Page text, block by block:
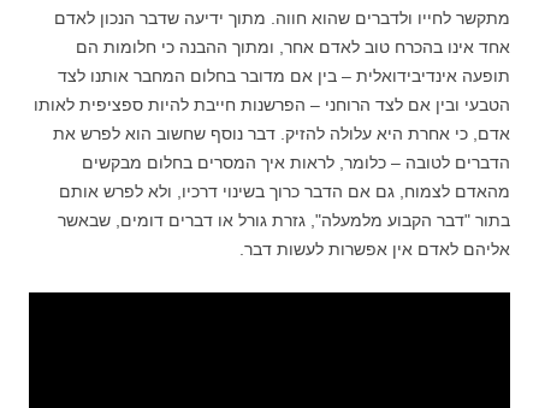
מתקשר לחייו ולדברים שהוא חווה. מתוך ידיעה שדבר הנכון לאדם
אחד אינו בהכרח טוב לאדם אחר, ומתוך ההבנה כי חלומות הם
תופעה אינדיבידואלית – בין אם מדובר בחלום המחבר אותנו לצד
הטבעי ובין אם לצד הרוחני – הפרשנות חייבת להיות ספציפית לאותו
אדם, כי אחרת היא עלולה להזיק. דבר נוסף שחשוב הוא לפרש את
הדברים לטובה – כלומר, לראות איך המסרים בחלום מבקשים
מהאדם לצמוח, גם אם הדבר כרוך בשינוי דרכיו, ולא לפרש אותם
בתור "דבר הקבוע מלמעלה", גזרת גורל או דברים דומים, שבאשר
אליהם לאדם אין אפשרות לעשות דבר.